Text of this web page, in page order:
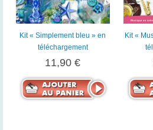
Kit « Simplement bleu » en
téléchargement
11,90 €
Kit «